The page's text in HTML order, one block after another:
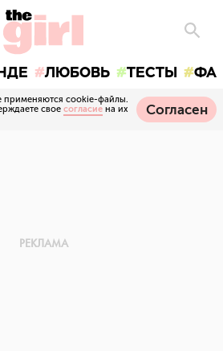
ЛЮБОВЬ ТЕСТЫ
cookie-файлы.
свое согласие на их
Согласен